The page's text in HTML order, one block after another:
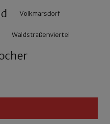
Volkmarsdorf
Waldstraßenviertel